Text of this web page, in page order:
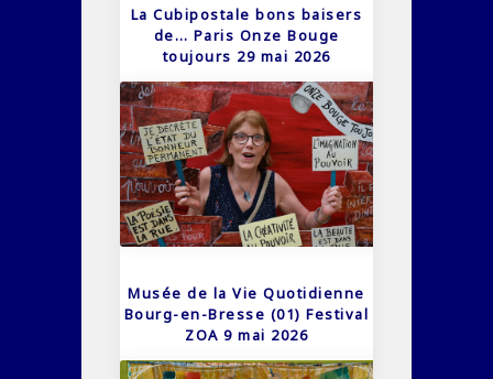
La Cubipostale bons baisers
de… Paris Onze Bouge
toujours 29 mai 2026
Musée de la Vie Quotidienne
Bourg-en-Bresse (01) Festival
ZOA 9 mai 2026